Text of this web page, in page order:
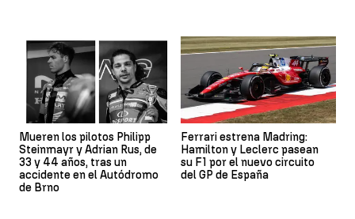
Mueren los pilotos Philipp
Steinmayr y Adrian Rus, de
33 y 44 años, tras un
accidente en el Autódromo
de Brno
Ferrari estrena Madring:
Hamilton y Leclerc pasean
su F1 por el nuevo circuito
del GP de España